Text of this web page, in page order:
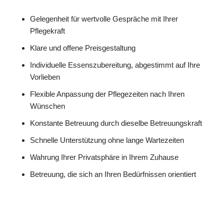
Gelegenheit für wertvolle Gespräche mit Ihrer
Pflegekraft
Klare und offene Preisgestaltung
Individuelle Essenszubereitung, abgestimmt auf Ihre
Vorlieben
Flexible Anpassung der Pflegezeiten nach Ihren
Wünschen
Konstante Betreuung durch dieselbe Betreuungskraft
Schnelle Unterstützung ohne lange Wartezeiten
Wahrung Ihrer Privatsphäre in Ihrem Zuhause
Betreuung, die sich an Ihren Bedürfnissen orientiert